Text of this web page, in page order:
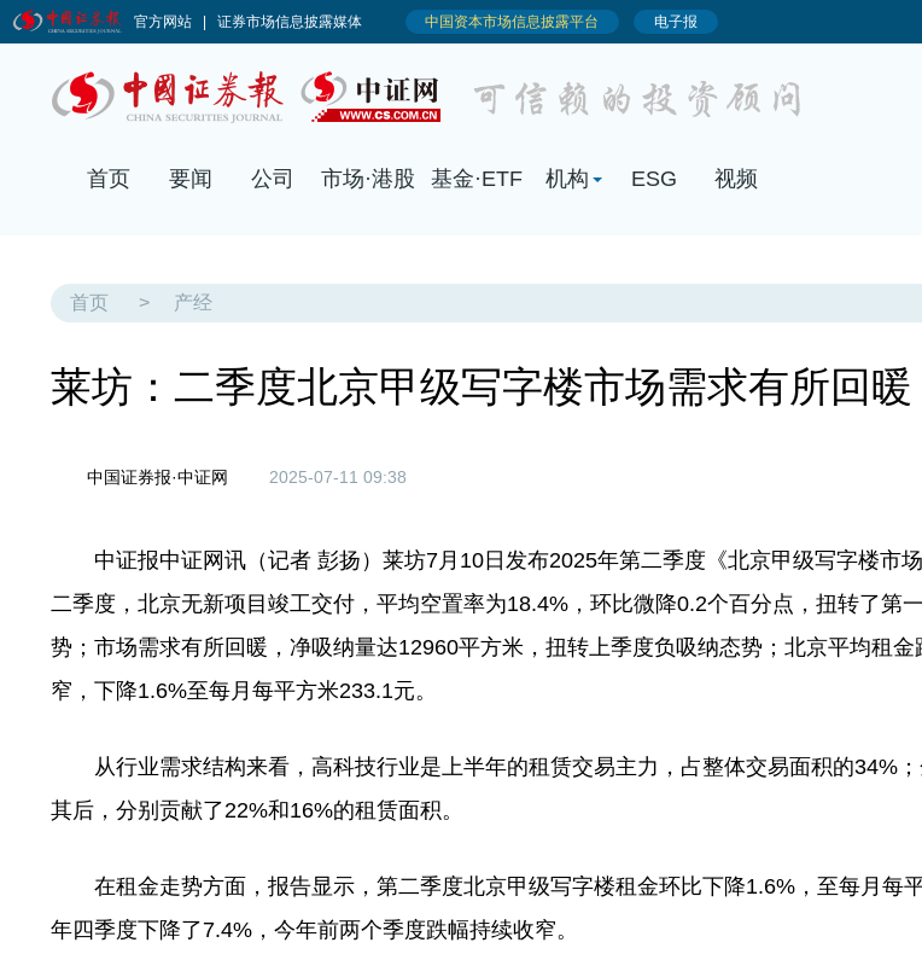
首页 要闻 公司 市场·港股 基金·ETF 机构 ESG 视频
首页 > 产经
莱坊：二季度北京甲级写字楼市场需求有所回暖
中国证券报·中证网 2025-07-11 09:38
中证报中证网讯（记者 彭扬）莱坊7月10日发布2025年第二季度《北京甲级写字楼市
二季度，北京无新项目竣工交付，平均空置率为18.4%，环比微降0.2个百分点，扭转了第
势；市场需求有所回暖，净吸纳量达12960平方米，扭转上季度负吸纳态势；北京平均租
窄，下降1.6%至每月每平方米233.1元。
从行业需求结构来看，高科技行业是上半年的租赁交易主力，占整体交易面积的34%
其后，分别贡献了22%和16%的租赁面积。
在租金走势方面，报告显示，第二季度北京甲级写字楼租金环比下降1.6%，至每月每
年四季度下降了7.4%，今年前两个季度跌幅持续收窄。